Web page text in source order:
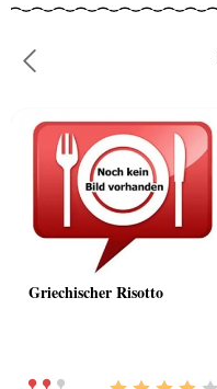
Griechischer Risotto